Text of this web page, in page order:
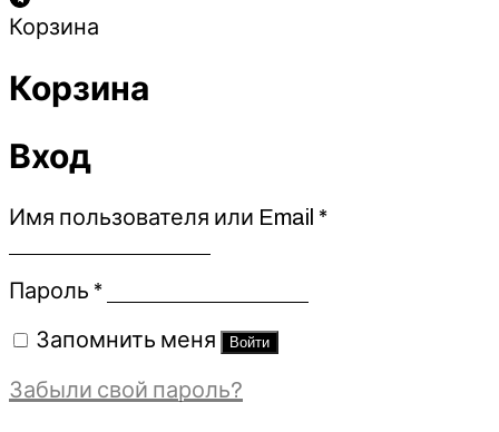
Корзина
Корзина
Вход
Имя пользователя или Email *Обязательно
Пароль *Обязательно
Запомнить меня Войти
Забыли свой пароль?